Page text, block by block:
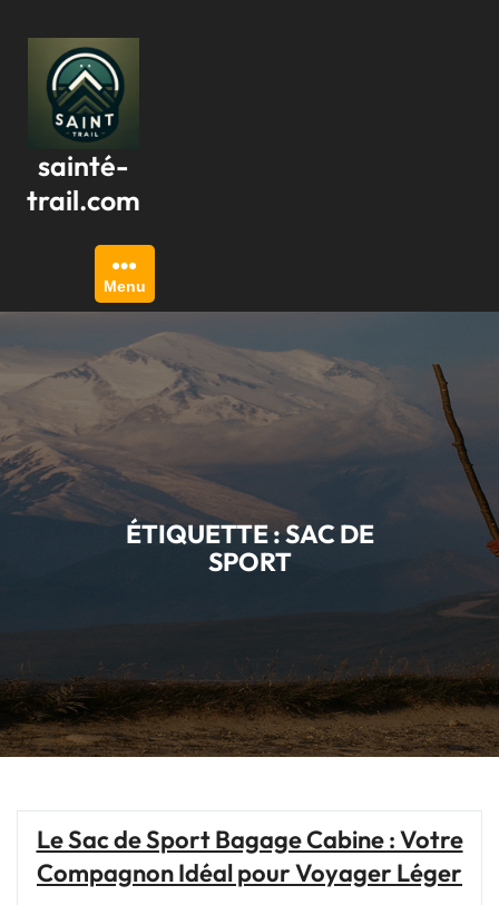
contenu
sainté-
trail.com
Menu
ÉTIQUETTE :SAC DE
SPORT
Le Sac de Sport Bagage Cabine : Votre
Compagnon Idéal pour Voyager Léger